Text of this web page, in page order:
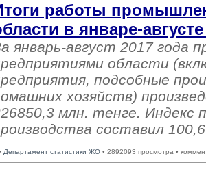
работы
в январе-
январь-август 2017 года
области
подсобные
хозяйств)
млн. тенге. Индекс
составил
Департамент статистики ЖО • 2892093 просмотра •